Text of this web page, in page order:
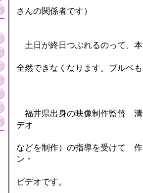
さんの関係者です）
土日が終日つぶれるのって、
全然できなくなります。ブルベ
福井県出身の映像制作監督 清
デオ
などを制作）の指導を受けて
ン・
ビデオです。